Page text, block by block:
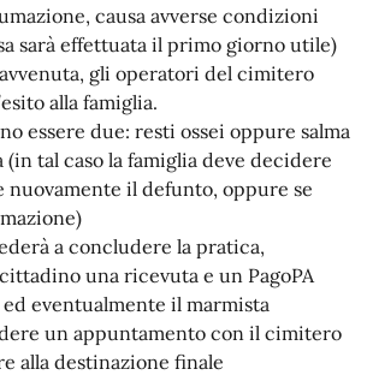
causa avverse condizioni
sarà effettuata il primo giorno utile)
gli operatori del cimitero
alla famiglia.
essere due: resti ossei oppure salma
tal caso la famiglia deve decidere
nuovamente il defunto, oppure se
a concludere la pratica,
una ricevuta e un PagoPA
eventualmente il marmista
un appuntamento con il cimitero
alla destinazione finale